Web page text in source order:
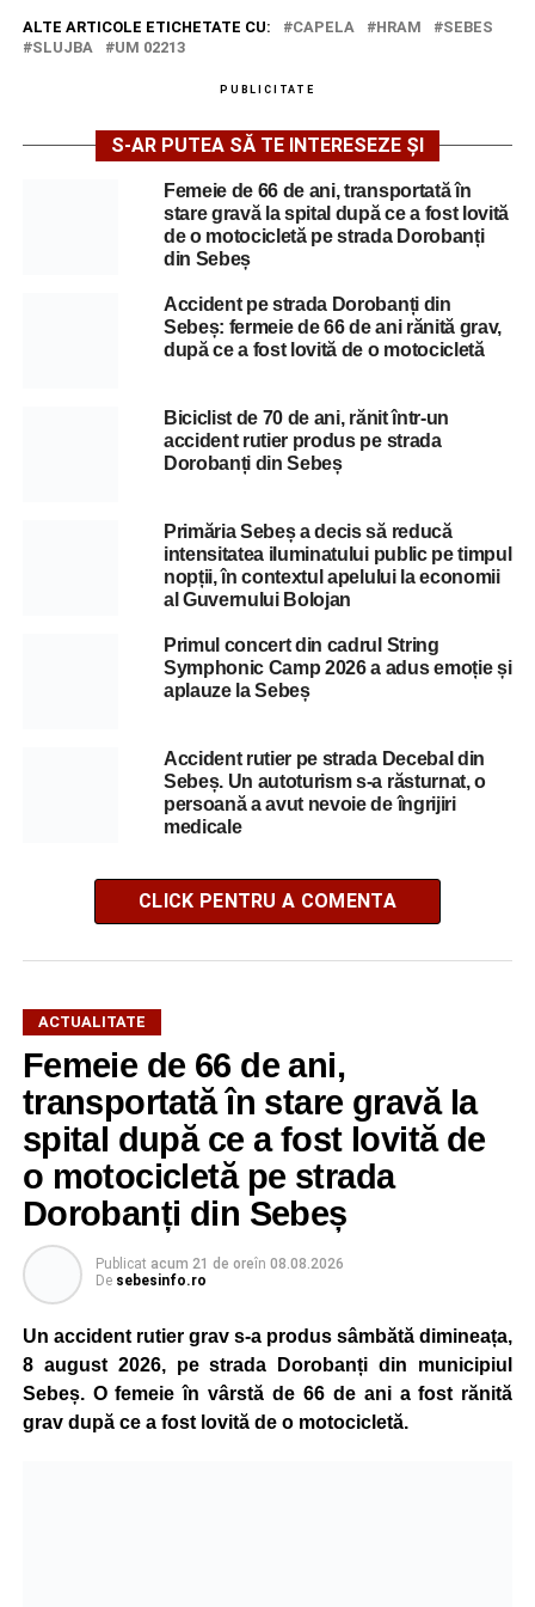
ALTE ARTICOLE ETICHETATE CU: CAPELA HRAM
SEBES
SLUJBA
UM 02213
PUBLICITATE
S-AR PUTEA SĂ TE INTERESEZE ȘI
Femeie de 66 de ani, transportată în
stare gravă la spital după ce a fost lovită
de o motocicletă pe strada Dorobanți
din Sebeș
Accident pe strada Dorobanți din
Sebeș: fermeie de 66 de ani rănită grav,
după ce a fost lovită de o motocicletă
Biciclist de 70 de ani, rănit într-un
accident rutier produs pe strada
Dorobanți din Sebeș
Primăria Sebeș a decis să reducă
intensitatea iluminatului public pe timpul
nopții, în contextul apelului la economii
al Guvernului Bolojan
Primul concert din cadrul String
Symphonic Camp 2026 a adus emoție și
aplauze la Sebeș
Accident rutier pe strada Decebal din
Sebeș. Un autoturism s-a răsturnat, o
persoană a avut nevoie de îngrijiri
medicale
CLICK PENTRU A COMENTA
ACTUALITATE
Femeie de 66 de ani,
transportată în stare gravă la
spital după ce a fost lovită de
o motocicletă pe strada
Dorobanți din Sebeș
Publicat acum 21 de oreîn 08.08.2026
De sebesinfo.ro
Un accident rutier grav s-a produs sâmbătă dimineața,
8 august 2026, pe strada Dorobanți din municipiul
Sebeș. O femeie în vârstă de 66 de ani a fost rănită
grav după ce a fost lovită de o motocicletă.